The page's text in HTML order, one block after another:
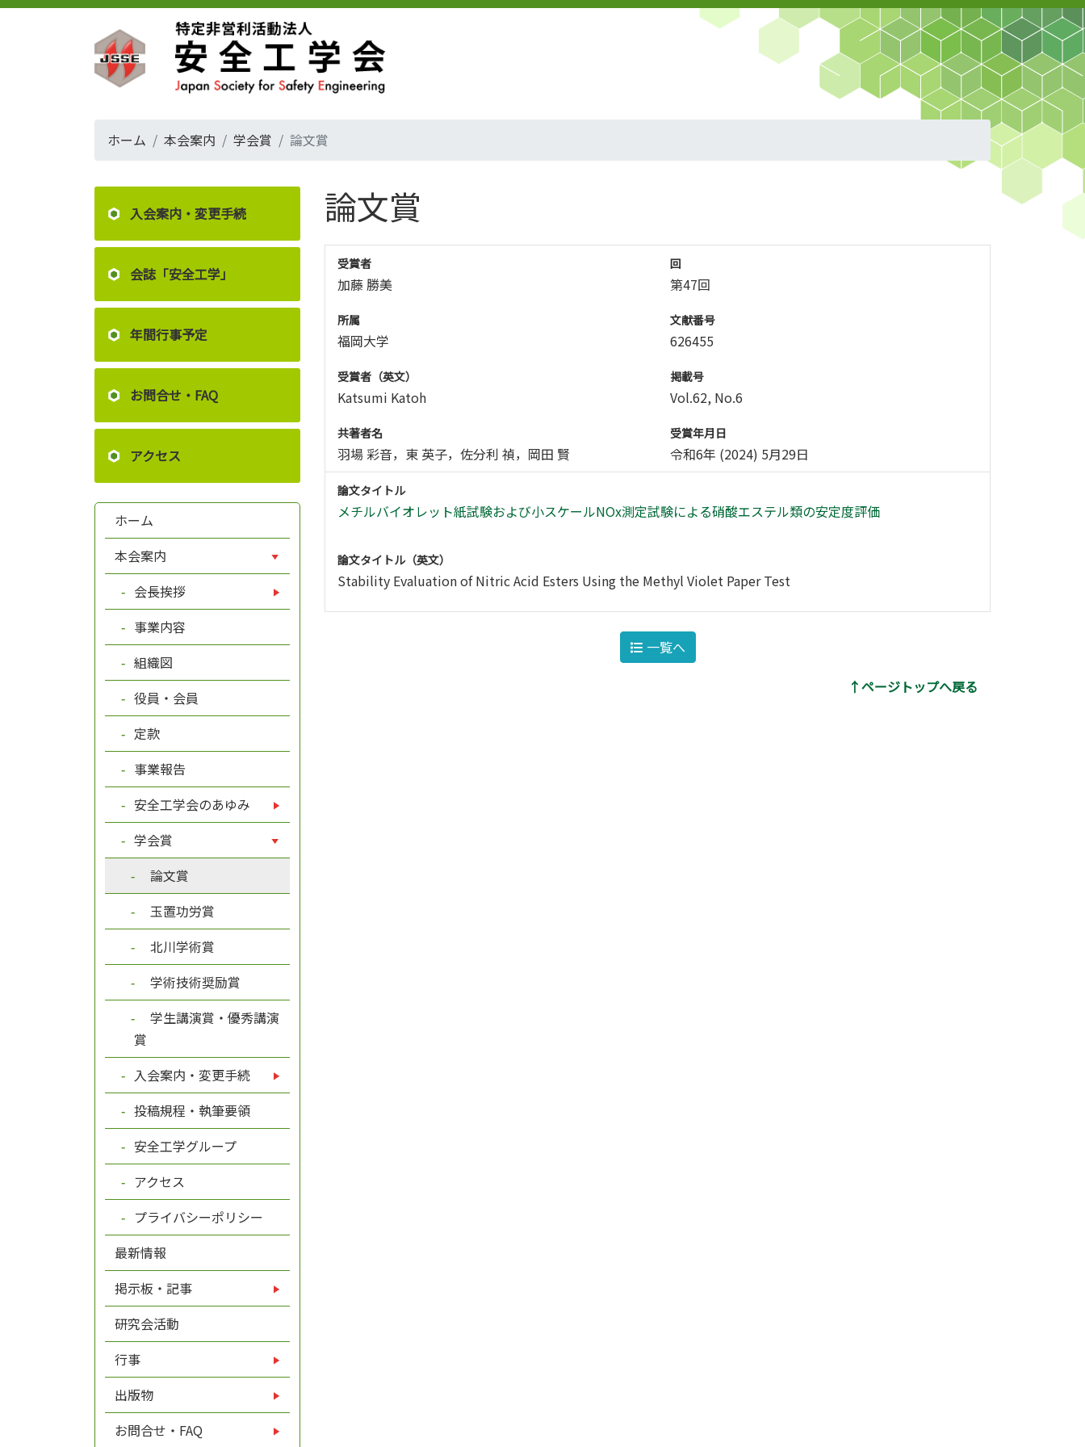
ホーム 本会案内 学会賞 論文賞
入会案内・変更手続
会誌「安全工学」
年間行事予定
お問合せ・FAQ
アクセス
ホーム
本会案内
会長挨拶
事業内容
組織図
役員・会員
定款
事業報告
安全工学会のあゆみ
学会賞
論文賞
玉置功労賞
北川学術賞
学術技術奨励賞
学生講演賞・優秀講演
賞
入会案内・変更手続
投稿規程・執筆要領
安全工学グループ
アクセス
プライバシーポリシー
最新情報
掲示板・記事
研究会活動
行事
出版物
お問合せ・FAQ
論文賞
受賞者
加藤 勝美
所属
福岡大学
受賞者（英文）
Katsumi Katoh
共著者名
羽場 彩音，東 英子，佐分利 禎，岡田 賢
回
第47回
文献番号
626455
掲載号
Vol.62, No.6
受賞年月日
令和6年 (2024) 5月29日
論文タイトル
メチルバイオレット紙試験および小スケールNOx測定試験による硝酸エステル類の安定度評価
論文タイトル（英文）
Stability Evaluation of Nitric Acid Esters Using the Methyl Violet Paper Test
一覧へ
↑ページトップへ戻る